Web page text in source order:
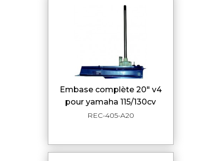
embase complète 20" v4
pour yamaha 115/130cv
REC-405-A20